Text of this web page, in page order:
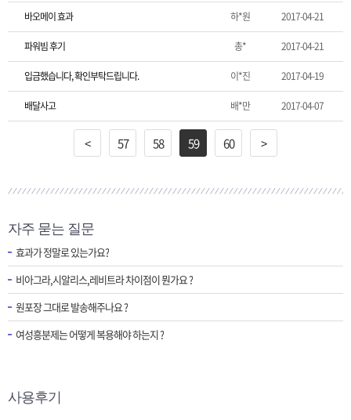
바오메이 효과 하*원 2017-04-21
파워빔 후기 총* 2017-04-21
입금했습니다, 확인부탁드립니다. 이*진 2017-04-19
배달사고 배*만 2017-04-07
< 57 58 59 60 >
자주 묻는 질문
효과가 정말로 있는가요?
비아그라,시알리스,레비트라 차이점이 뭔가요 ?
원포장 그대로 발송해주나요 ?
여성흥분제는 어떻게 복용해야 하는지 ?
사용후기